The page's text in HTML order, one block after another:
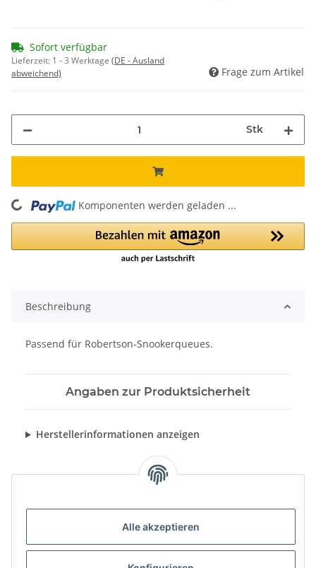
Alle akzeptieren
Sofort verfügbar
Lieferzeit: 1 - 3 Werktage (DE - Ausland
abweichend)
Frage zum Artikel
Stk
Loading... Komponenten werden geladen ...
Beschreibung
Passend für Robertson-Snookerqueues.
Angaben zur Produktsicherheit
Herstellerinformationen anzeigen